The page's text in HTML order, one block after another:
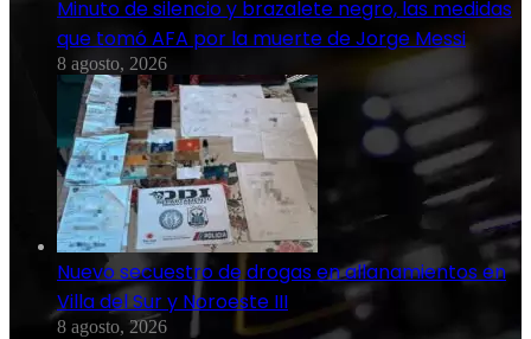
Minuto de silencio y brazalete negro, las medidas
que tomó AFA por la muerte de Jorge Messi
8 agosto, 2026
Nuevo secuestro de drogas en allanamientos en
Villa del Sur y Noroeste III
8 agosto, 2026